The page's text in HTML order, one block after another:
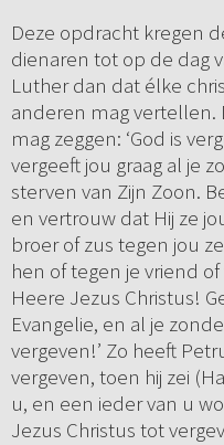
Deze opdracht kregen
dienaren tot op de dag
Luther dan dat élke
anderen mag vertellen.
mag zeggen: ‘God is
vergeeft jou graag al je
sterven van Zijn Zoon.
en vertrouw dat Hij ze
broer of zus tegen jou
hen of tegen je vriend
Heere Jezus Christus!
Evangelie, en al je
vergeven!’ Zo heeft
vergeven, toen hij zei
u, en een ieder van u
Jezus Christus tot